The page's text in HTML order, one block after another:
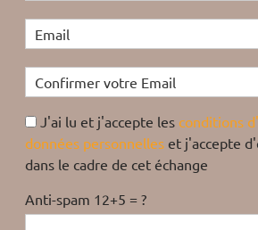
J'ai lu et j'accepte les conditions
données personnelles et j'accepte
dans le cadre de cet échange
Anti-spam 12+5 = ?